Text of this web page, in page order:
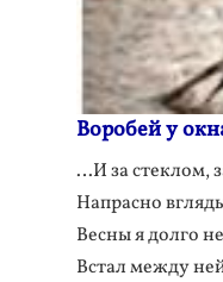
Воробей у
…И за стеклом,
Напрасно
Весны я долго
Встал между